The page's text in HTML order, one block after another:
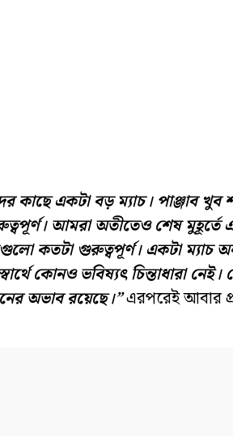
কাছে একটা বড় ম্যাচ। পাঞ্জাব খুব
আমরা অতীতেও শেষ মুহূর্তে
কতটা গুরুত্বপূর্ণ। একটা ম্যাচ
কোনও ভবিষ্যৎ চিন্তাধারা নেই।
অভাব রয়েছে।”এরপরেই আবার